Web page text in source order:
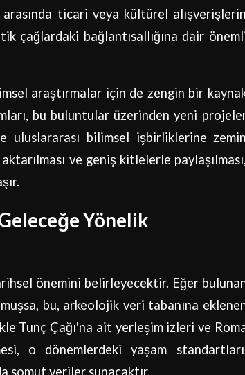
ticari veya kültürel alışverişlerin
çağlardaki bağlantısallığına dair
araştırmalar için de zengin bir
bu buluntular üzerinden yeni
uluslararası bilimsel işbirliklerine zemin
ve geniş kitlelerle paylaşılması,
Yönelik
önemini belirleyecektir. Eğer
bu, arkeolojik veri tabanına
Tunç Çağı'na ait yerleşim izleri ve
o dönemlerdeki yaşam
somut veriler sunacaktır.